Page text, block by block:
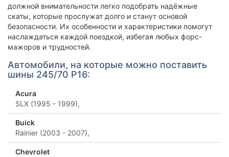
должной внимательности легко подобрать надёжные
скаты, которые прослужат долго и станут основой
безопасности. Их особенности и характеристики помогут
наслаждаться каждой поездкой, избегая любых форс-
мажоров и трудностей.
Автомобили, на которые можно поставить
шины 245/70 Р16:
Acura
SLX (1995 - 1999),
Buick
Rainier (2003 - 2007),
Chevrolet